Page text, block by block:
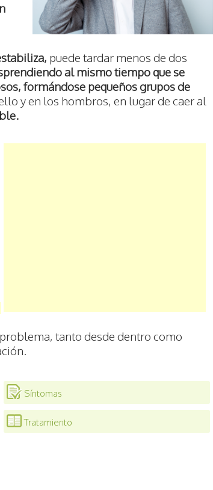
puede tardar menos de dos
al mismo tiempo que se
formándose pequeños grupos de
y en los hombros, en lugar de caer al
tanto desde dentro como
Síntomas
Tratamiento